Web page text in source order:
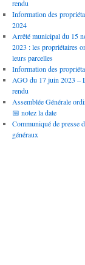
rendu
Information des
2024
Arrêté municipal du 15
2023 : les propriétaires
leurs parcelles
Information des
AGO du 17 juin 2023 –
rendu
Assemblée Générale
📅 notez la date
Communiqué de presse
généraux